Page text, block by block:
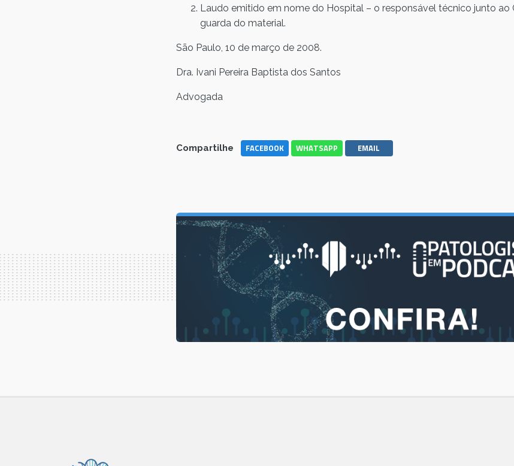
Laudo emitido em nome do Hospital – o responsável técnico junto ao
guarda do material.
São Paulo, 10 de março de 2008.
Dra. Ivani Pereira Baptista dos Santos
Advogada
Compartilhe FACEBOOK WHATSAPP EMAIL